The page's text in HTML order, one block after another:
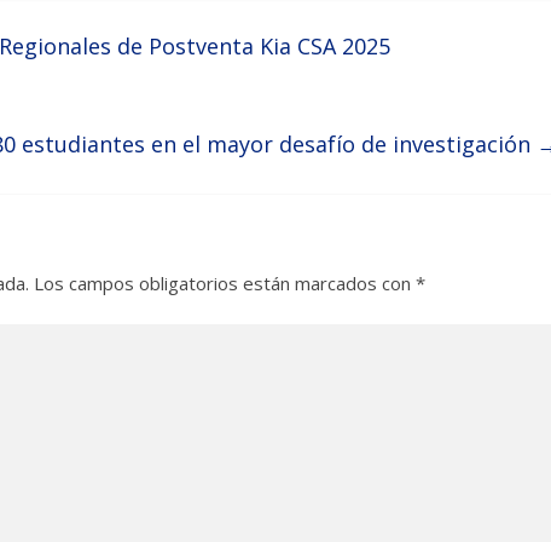
de Postventa Kia CSA 2025
estudiantes en el mayor desafío de investigación
Los campos obligatorios están marcados con *